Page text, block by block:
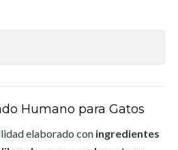
Humano para Gatos
elaborado con ingredientes